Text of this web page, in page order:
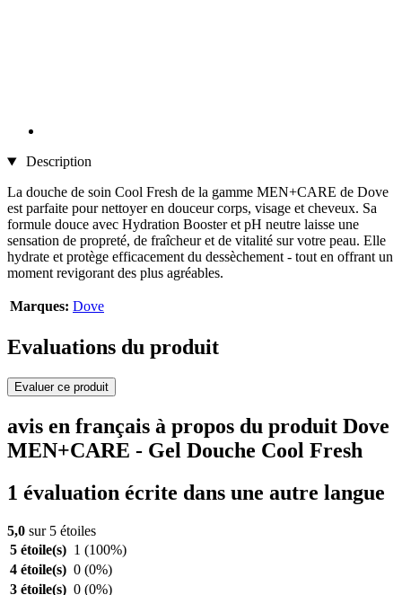
Description
La douche de soin Cool Fresh de la gamme MEN+CARE de Dove
est parfaite pour nettoyer en douceur corps, visage et cheveux. Sa
formule douce avec Hydration Booster et pH neutre laisse une
sensation de propreté, de fraîcheur et de vitalité sur votre peau. Elle
hydrate et protège efficacement du dessèchement - tout en offrant un
moment revigorant des plus agréables.
Marques: Dove
Evaluations du produit
Evaluer ce produit
avis en français à propos du produit Dove
MEN+CARE - Gel Douche Cool Fresh
1 évaluation écrite dans une autre langue
5,0 sur 5 étoiles
5 étoile(s) 1 (100%)
4 étoile(s) 0 (0%)
3 étoile(s) 0 (0%)